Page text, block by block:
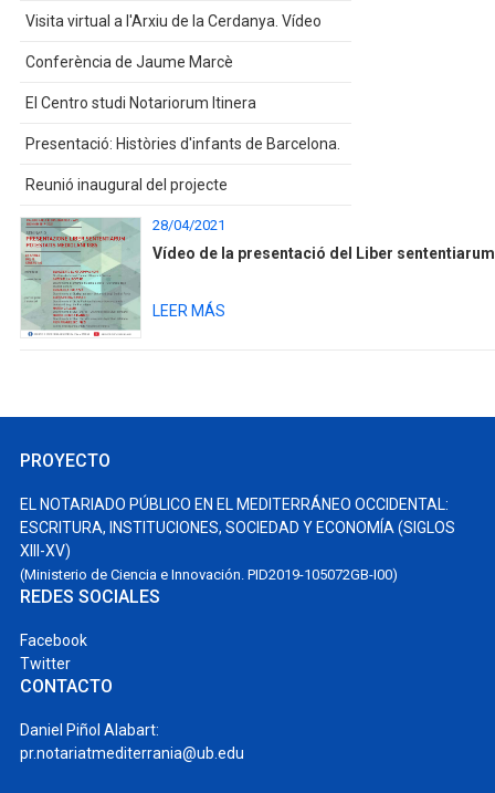
Visita virtual a l'Arxiu de la Cerdanya. Vídeo
Conferència de Jaume Marcè
El Centro studi Notariorum Itinera
Presentació: Històries d'infants de Barcelona.
Reunió inaugural del projecte
28/04/2021
Vídeo de la presentació del Liber
LEER MÁS
PROYECTO
EL NOTARIADO PÚBLICO EN EL MEDITERRÁNEO OCCIDENTAL:
ESCRITURA, INSTITUCIONES, SOCIEDAD Y ECONOMÍA (SIGLOS
XIII-XV)
(Ministerio de Ciencia e Innovación. PID2019-105072GB-I00)
REDES SOCIALES
Facebook
Twitter
CONTACTO
Daniel Piñol Alabart:
pr.notariatmediterrania@ub.edu